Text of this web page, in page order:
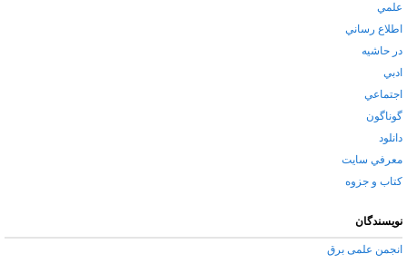
علمي
اطلاع رساني
در حاشيه
ادبي
اجتماعي
گوناگون
دانلود
معرفي سايت
كتاب و جزوه
نویسندگان
انجمن علمی برق